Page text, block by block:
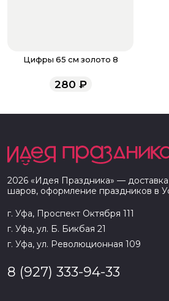
Цифры 65 см золото 8
280 ₽
2026 «Идея Праздника» —
шаров, оформление праздников в
г. Уфа, Проспект Октября 111
г. Уфа, ул. Б. Бикбая 21
г. Уфа, ул. Революционная 109
8 (927) 333-94-33